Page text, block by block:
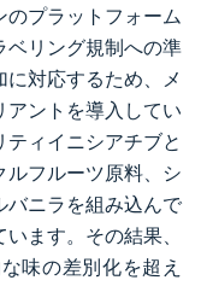
のプラットフォーム
ベリング規制への準
対応するため、メ
アントを導入してい
ィイニシアチブと
ルフルーツ原料、シ
バニラを組み込んで
ます。その結果、
味の差別化を超え